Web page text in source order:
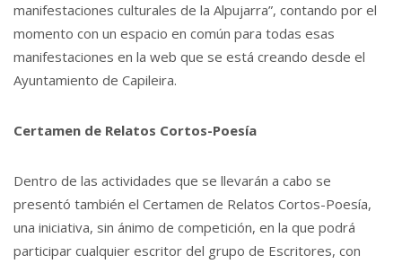
manifestaciones culturales de la Alpujarra”, contando por el
momento con un espacio en común para todas esas
manifestaciones en la web que se está creando desde el
Ayuntamiento de Capileira.
Certamen de Relatos Cortos-Poesía
Dentro de las actividades que se llevarán a cabo se
presentó también el Certamen de Relatos Cortos-Poesía,
una iniciativa, sin ánimo de competición, en la que podrá
participar cualquier escritor del grupo de Escritores, con